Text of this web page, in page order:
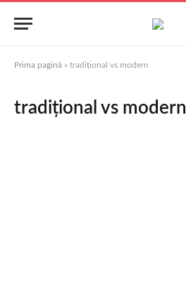
Prima pagină » tradițional vs modern
tradițional vs modern